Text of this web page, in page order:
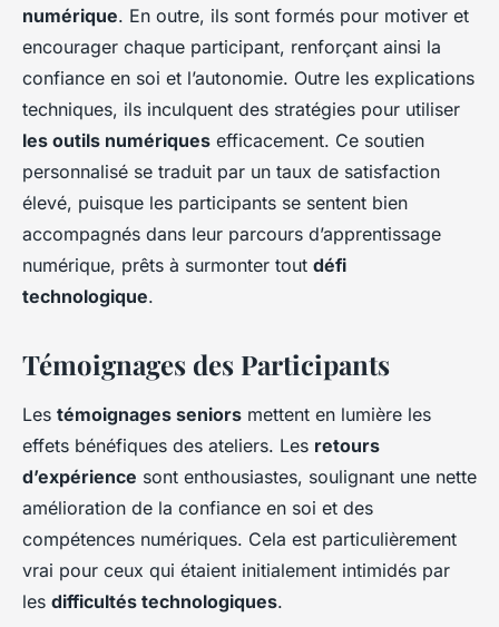
numérique. En outre, ils sont formés pour motiver et
encourager chaque participant, renforçant ainsi la
confiance en soi et l’autonomie. Outre les explications
techniques, ils inculquent des stratégies pour utiliser
les outils numériques efficacement. Ce soutien
personnalisé se traduit par un taux de satisfaction
élevé, puisque les participants se sentent bien
accompagnés dans leur parcours d’apprentissage
numérique, prêts à surmonter tout défi
technologique.
Témoignages des Participants
Les témoignages seniors mettent en lumière les
effets bénéfiques des ateliers. Les retours
d’expérience sont enthousiastes, soulignant une nette
amélioration de la confiance en soi et des
compétences numériques. Cela est particulièrement
vrai pour ceux qui étaient initialement intimidés par
les difficultés technologiques.